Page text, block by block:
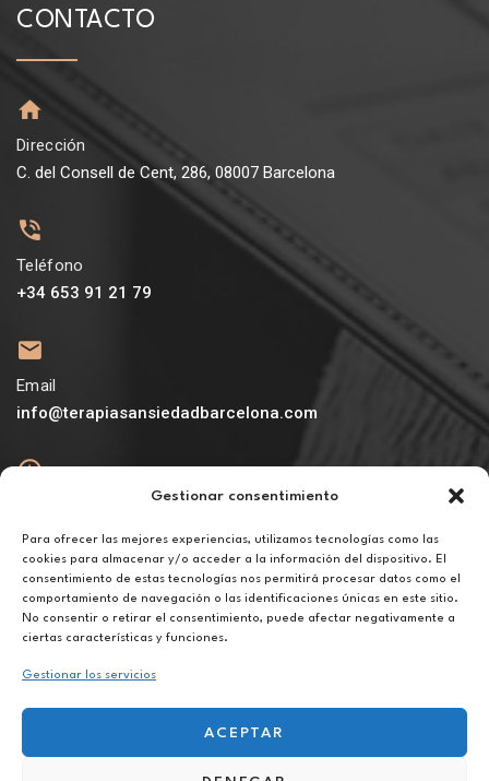
Gestionar consentimiento
Para ofrecer las mejores experiencias, utilizamos tecnologías como las
cookies para almacenar y/o acceder a la información del dispositivo. El
consentimiento de estas tecnologías nos permitirá procesar datos como el
comportamiento de navegación o las identificaciones únicas en este sitio.
No consentir o retirar el consentimiento, puede afectar negativamente a
ciertas características y funciones.
Gestionar los servicios
ACEPTAR
CONTACTO
Dirección
C. del Consell de Cent, 286, 08007 Barcelona
Teléfono
+34 653 91 21 79
Email
info@terapiasansiedadbarcelona.com
De lunes a viernes de 10h a 20h
Aviso legal
Política de privacidad
Política de cookies